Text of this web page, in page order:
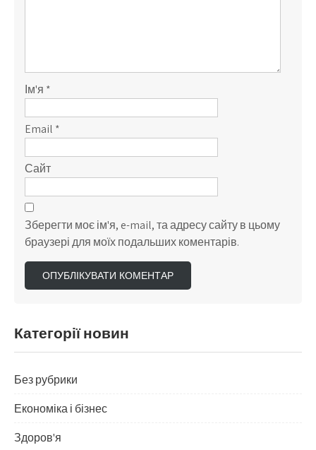
Ім'я *
Email *
Сайт
Зберегти моє ім'я, e-mail, та адресу сайту в цьому
браузері для моїх подальших коментарів.
Категорії новин
Без рубрики
Економіка і бізнес
Здоров'я